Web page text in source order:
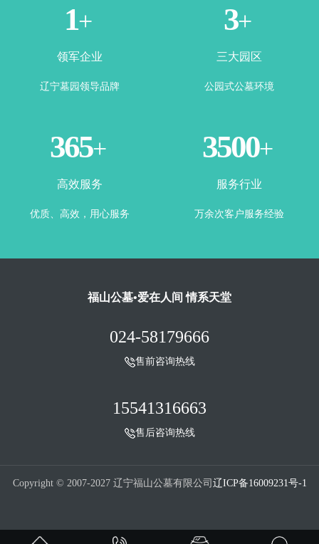
1+
领军企业
辽宁墓园领导品牌
3+
三大园区
公园式公墓环境
365+
高效服务
优质、高效，用心服务
3500+
服务行业
万余次客户服务经验
福山公墓•爱在人间 情系天堂
024-58179666
售前咨询热线
15541316663
售后咨询热线
Copyright © 2007-2027 辽宁福山公墓有限公司 辽ICP备16009231号-1